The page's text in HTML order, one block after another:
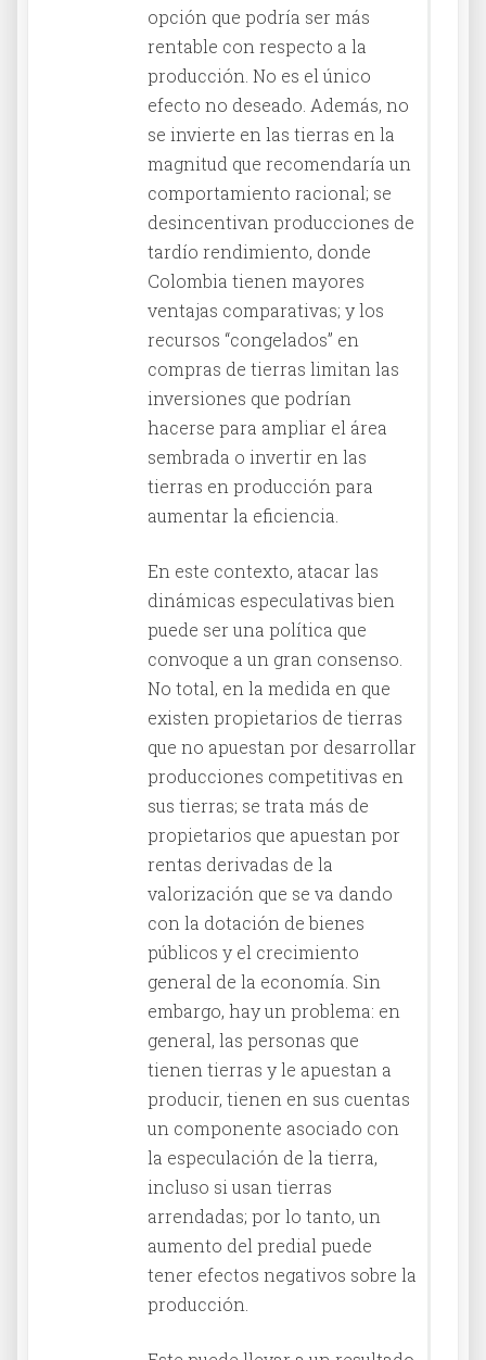
opción que podría ser más
rentable con respecto a la
producción. No es el único
efecto no deseado. Además, no
se invierte en las tierras en la
magnitud que recomendaría un
comportamiento racional; se
desincentivan producciones de
tardío rendimiento, donde
Colombia tienen mayores
ventajas comparativas; y los
recursos “congelados” en
compras de tierras limitan las
inversiones que podrían
hacerse para ampliar el área
sembrada o invertir en las
tierras en producción para
aumentar la eficiencia.
En este contexto, atacar las
dinámicas especulativas bien
puede ser una política que
convoque a un gran consenso.
No total, en la medida en que
existen propietarios de tierras
que no apuestan por desarrollar
producciones competitivas en
sus tierras; se trata más de
propietarios que apuestan por
rentas derivadas de la
valorización que se va dando
con la dotación de bienes
públicos y el crecimiento
general de la economía. Sin
embargo, hay un problema: en
general, las personas que
tienen tierras y le apuestan a
producir, tienen en sus cuentas
un componente asociado con
la especulación de la tierra,
incluso si usan tierras
arrendadas; por lo tanto, un
aumento del predial puede
tener efectos negativos sobre la
producción.